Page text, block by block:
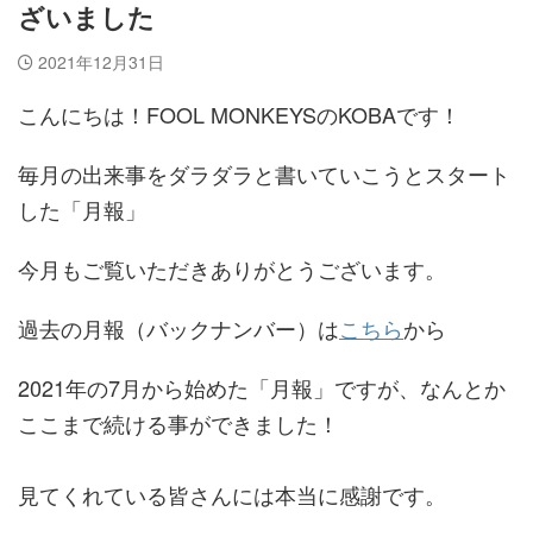
ざいました
2021年12月31日
こんにちは！FOOL MONKEYSのKOBAです！
毎月の出来事をダラダラと書いていこうとスタート
した「月報」
今月もご覧いただきありがとうございます。
過去の月報（バックナンバー）はこちらから
2021年の7月から始めた「月報」ですが、なんとか
ここまで続ける事ができました！
見てくれている皆さんには本当に感謝です。